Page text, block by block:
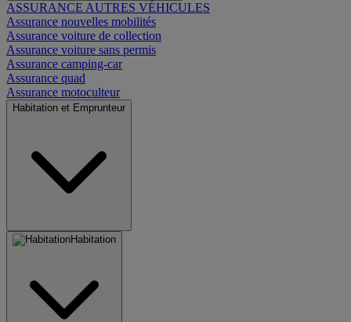
ASSURANCE AUTRES VÉHICULES
Assurance nouvelles mobilités
Assurance voiture de collection
Assurance voiture sans permis
Assurance camping-car
Assurance quad
Assurance motoculteur
Habitation et Emprunteur
Habitation